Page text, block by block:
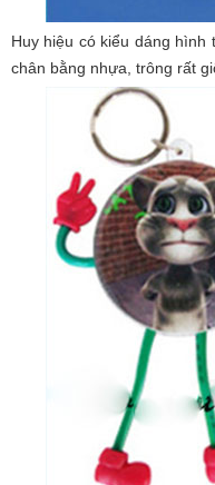
Huy hiệu có kiểu dáng
chân bằng nhựa, trông rất